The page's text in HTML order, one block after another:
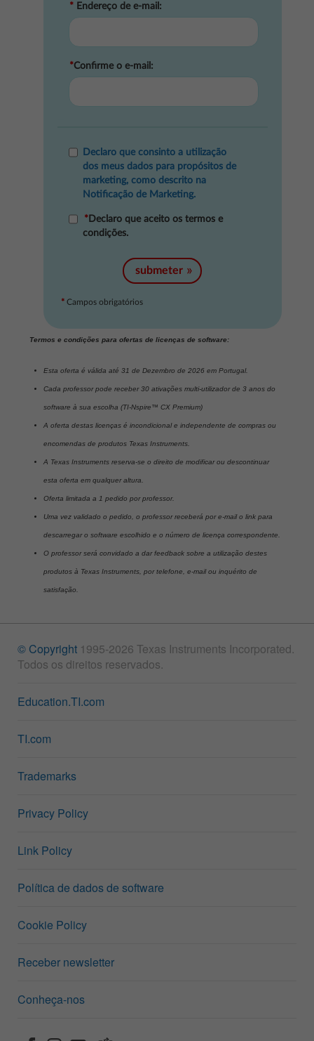
*Endereço de e-mail:
*Confirme o e-mail:
Declaro que consinto a utilização
dos meus dados para propósitos de
marketing, como descrito na
Notificação de Marketing.
*Declaro que aceito os termos e
condições.
submeter
*Campos obrigatórios
Termos e condições para ofertas de licenças de software:
Esta oferta é válida até 31 de Dezembro de 2026 em Portugal.
Cada professor pode receber 30 ativações multi-utilizador de 3 anos do
software à sua escolha (TI-Nspire™ CX Premium)
A oferta destas licenças é incondicional e independente de compras ou
encomendas de produtos Texas Instruments.
A Texas Instruments reserva-se o direito de modificar ou descontinuar
esta oferta em qualquer altura.
Oferta limitada a 1 pedido por professor.
Uma vez validado o pedido, o professor receberá por e-mail o link para
descarregar o software escolhido e o número de licença correspondente.
O professor será convidado a dar feedback sobre a utilização destes
produtos à Texas Instruments, por telefone, e-mail ou inquérito de
satisfação.
© Copyright 1995-2026 Texas Instruments Incorporated.
Todos os direitos reservados.
Education.TI.com
TI.com
Trademarks
Privacy Policy
Link Policy
Política de dados de software
Cookie Policy
Receber newsletter
Conheça-nos